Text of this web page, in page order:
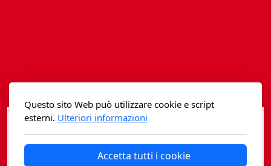
Questo sito Web può utilizzare cookie e script
esterni. Ulteriori informazioni
Accetta tutti i cookie
Varia
Fidia edizioni d'arte